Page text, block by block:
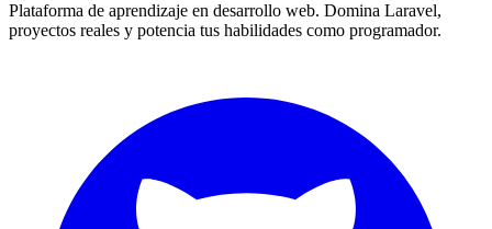
Plataforma de aprendizaje en desarrollo web. Domina Laravel,
proyectos reales y potencia tus habilidades como programador.